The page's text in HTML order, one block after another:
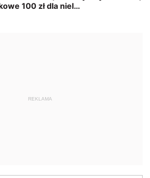
REKLAMA